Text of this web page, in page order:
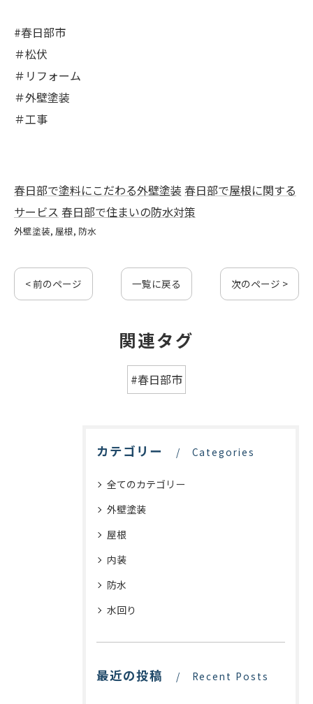
#春日部市
＃松伏
＃リフォーム
＃外壁塗装
＃工事
春日部で塗料にこだわる外壁塗装 春日部で屋根に関する
サービス 春日部で住まいの防水対策
外壁塗装 屋根 防水
< 前のページ 一覧に戻る 次のページ >
関連タグ
#春日部市
カテゴリー Categories
全てのカテゴリー
外壁塗装
屋根
内装
防水
水回り
最近の投稿 Recent Posts